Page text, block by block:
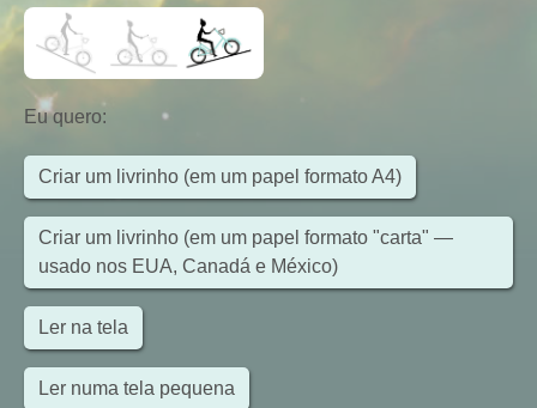
Eu quero:
Criar um livrinho (em um papel formato A4)
Criar um livrinho (em um papel formato "carta" —
usado nos EUA, Canadá e México)
Ler na tela
Ler numa tela pequena